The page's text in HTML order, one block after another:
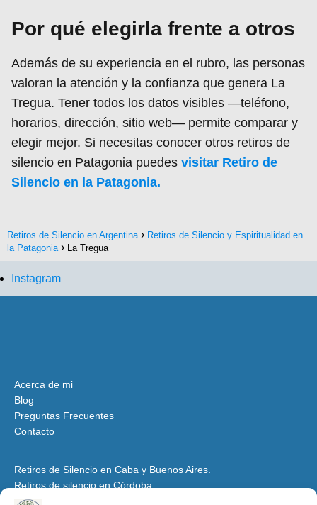
Por qué elegirla frente a otros
Además de su experiencia en el rubro, las personas
valoran la atención y la confianza que genera La
Tregua. Tener todos los datos visibles —teléfono,
horarios, dirección, sitio web— permite comparar y
elegir mejor. Si necesitas conocer otros retiros de
silencio en Patagonia puedes visitar Retiro de
Silencio en la Patagonia.
Retiros de Silencio en Argentina
Retiros de Silencio y Espiritualidad en
la Patagonia
La Tregua
Instagram
Acerca de mi
Blog
Preguntas Frecuentes
Contacto
Retiros de Silencio en Caba y Buenos Aires.
Retiros de silencio en Córdoba
Retiros de Silencio y Espiritualidad en Mendoza